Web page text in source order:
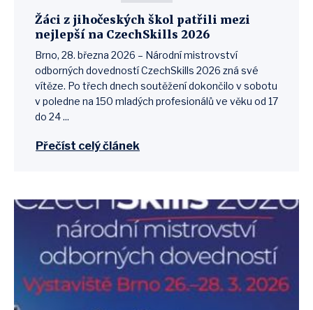
Žáci z jihočeských škol patřili mezi
nejlepší na CzechSkills 2026
Brno, 28. března 2026 – Národní mistrovství
odborných dovedností CzechSkills 2026 zná své
vítěze. Po třech dnech soutěžení dokončilo v sobotu
v poledne na 150 mladých profesionálů ve věku od 17
do 24 ...
Přečíst celý článek